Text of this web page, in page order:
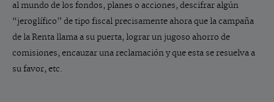
al mundo de los fondos, planes o acciones, descifrar algún
“jeroglífico” de tipo fiscal precisamente ahora que la campaña
de la Renta llama a su puerta, lograr un jugoso ahorro de
comisiones, encauzar una reclamación y que esta se resuelva a
su favor, etc.